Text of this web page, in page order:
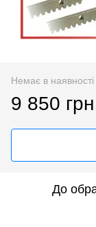
Немає в наявності
9 850 грн
До